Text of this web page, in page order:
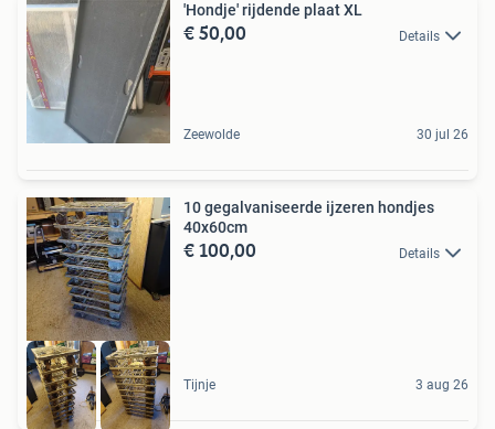
'Hondje' rijdende plaat XL
€ 50,00 Details
Zeewolde 30 jul 26
10 gegalvaniseerde ijzeren hondjes
40x60cm
€ 100,00 Details
Tijnje 3 aug 26